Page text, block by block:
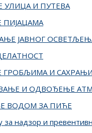
И ПУТЕВА
ЈАВНОГ
ГРОБЉИМА И
И ОДВОЂЕЊЕ
ВОДОМ ЗА ПИЋЕ
за надзор и